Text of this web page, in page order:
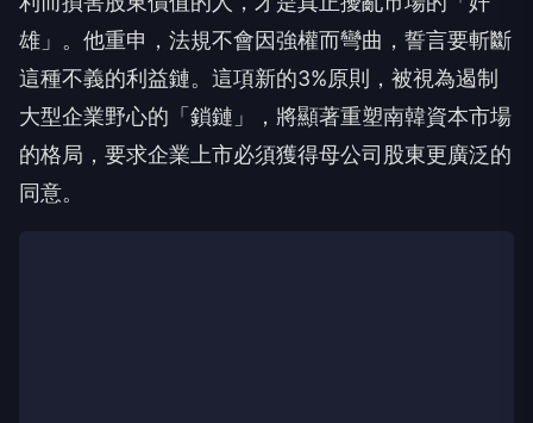
雄」。他重申，法規不會因強權而彎曲，誓言要斬斷
這種不義的利益鏈。這項新的3%原則，被視為遏制
大型企業野心的「鎖鏈」，將顯著重塑南韓資本市場
的格局，要求企業上市必須獲得母公司股東更廣泛的
同意。